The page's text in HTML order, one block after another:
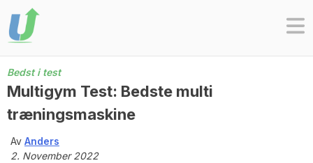
to
content
Bedst i test
Multigym Test: Bedste multi
træningsmaskine
Av Anders
2. November 2022